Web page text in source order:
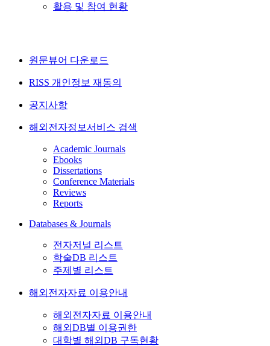
활용 및 참여 현황
원문뷰어 다운로드
RISS 개인정보 재동의
공지사항
해외전자정보서비스 검색
Academic Journals
Ebooks
Dissertations
Conference Materials
Reviews
Reports
Databases & Journals
전자저널 리스트
학술DB 리스트
주제별 리스트
해외전자자료 이용안내
해외전자자료 이용안내
해외DB별 이용권한
대학별 해외DB 구독현황